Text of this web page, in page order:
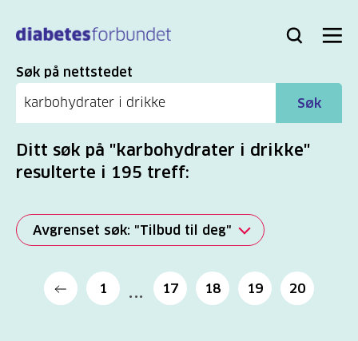
hovedinnhold
Bli
Logg
Søk Meny
Søk
Søk på nettstedet
Søk
Ditt søk på "karbohydrater i drikke"
resulterte i 195 treff:
Avgrenset søk: "Tilbud til deg"
Alle
(2277)
1 17 18 19 20